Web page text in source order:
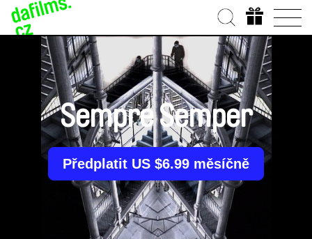
Sempre Semper
Předplatit US $6.99 měsíčně